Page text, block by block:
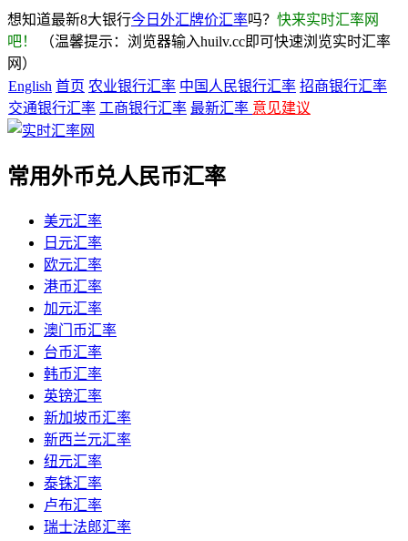
想知道最新8大银行今日外汇牌价汇率吗？ 快来实时汇率网
吧！
（温馨提示：浏览器输入huilv.cc即可快速浏览实时汇率
网）
English 首页 农业银行汇率 中国人民银行汇率 招商银行汇率
交通银行汇率 工商银行汇率 最新汇率 意见建议
常用外币兑人民币汇率
美元汇率
日元汇率
欧元汇率
港币汇率
加元汇率
澳门币汇率
台币汇率
韩币汇率
英镑汇率
新加坡币汇率
新西兰元汇率
纽元汇率
泰铢汇率
卢布汇率
瑞士法郎汇率